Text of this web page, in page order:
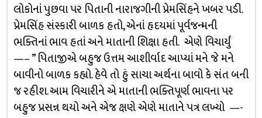
લોકોનાં પુછવા પર પિતાની નારાજગીની પ્રેમસિંહને ખબર પડી.
પ્રેમસિંહ સંસ્કારી બાળક હતો, એનાં હૃદયમાં પૂર્વજન્મની
ભક્તિનાં ભાવ હતાં અને માતાની શિક્ષા હતી. એણે વિચાર્યું
—– ” પિતાજીએ બહુજ ઉત્તમ આશીર્વાદ આપ્યાં મને જે મને
બાવીનો બાળક કહ્યો. હેવે તો હું સાચા અર્થના બાવો કે સંત બની
જ રહીશ. આમ વિચારીને એ માતાની ભક્તિપૂર્ણ ભાવના પર
બહુજ પ્રસન્ન થયો અને એજ ક્ષણે એણે માતાને પત્ર લખ્યો —-